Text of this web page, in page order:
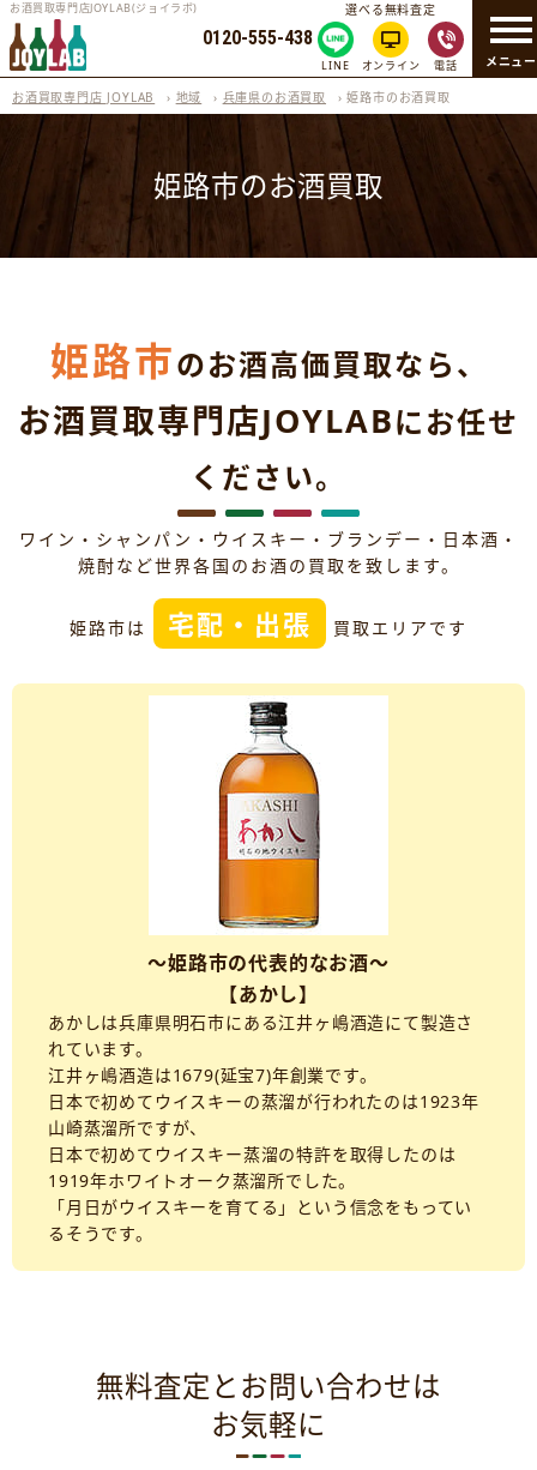
メニュー
お酒買取専門店JOYLAB(ジョイラボ)
0120-555-438
選べる無料査定
LINE オンライン 電話
お酒買取専門店 JOYLAB › 地域 › 兵庫県のお酒買取 ›姫路市のお酒買取
姫路市のお酒買取
姫路市のお酒高価買取なら、
お酒買取専門店JOYLABにお任せ
ください。
ワイン・シャンパン・ウイスキー・ブランデー・日本酒・
焼酎など世界各国のお酒の買取を致します。
姫路市は 宅配・出張 買取エリアです
～姫路市の代表的なお酒～
【あかし】
あかしは兵庫県明石市にある江井ヶ嶋酒造にて製造さ
れています。
江井ヶ嶋酒造は1679(延宝7)年創業です。
日本で初めてウイスキーの蒸溜が行われたのは1923年
山崎蒸溜所ですが、
日本で初めてウイスキー蒸溜の特許を取得したのは
1919年ホワイトオーク蒸溜所でした。
「月日がウイスキーを育てる」という信念をもってい
るそうです。
無料査定とお問い合わせは
お気軽に